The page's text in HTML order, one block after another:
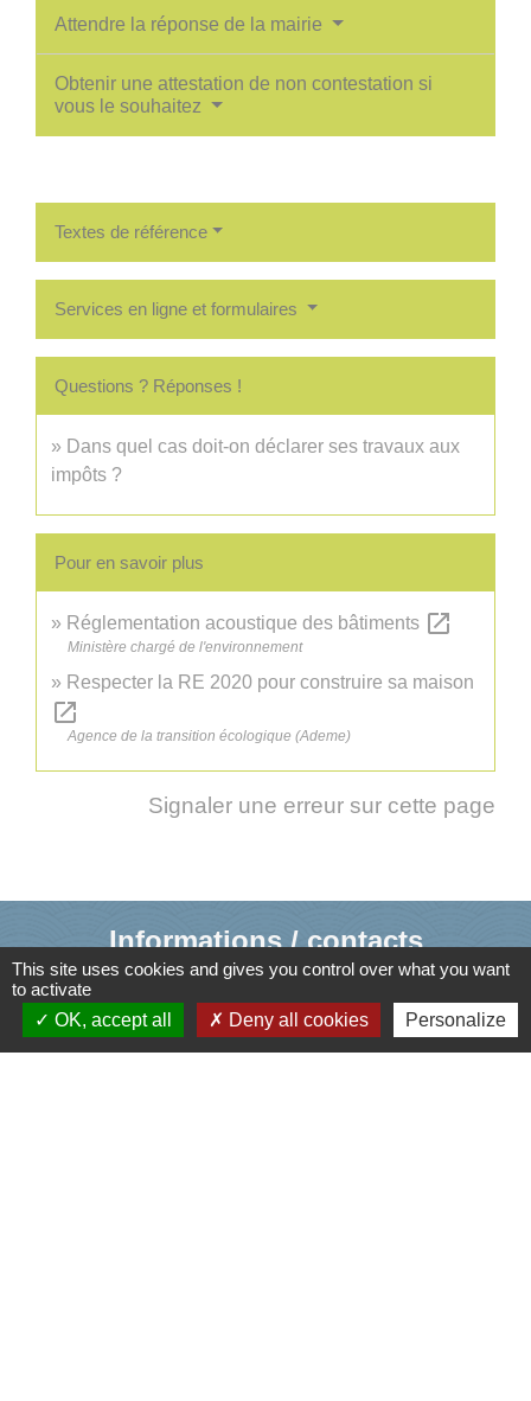
Attendre la réponse de la mairie
Obtenir une attestation de non contestation si
vous le souhaitez
Textes de référence
Services en ligne et formulaires
Questions ? Réponses !
Dans quel cas doit-on déclarer ses travaux aux
impôts ?
Pour en savoir plus
Réglementation acoustique des bâtiments open_in_new
Ministère chargé de l'environnement
Respecter la RE 2020 pour construire sa maison
open_in_new
Agence de la transition écologique (Ademe)
Signaler une erreur sur cette page
Informations / contacts
Mairie de Cusy
330, Montée du chef lieu
74540 Cusy - FRANCE
This site uses cookies and gives you control over what you want
to activate
OK, accept all
Deny all cookies Personalize